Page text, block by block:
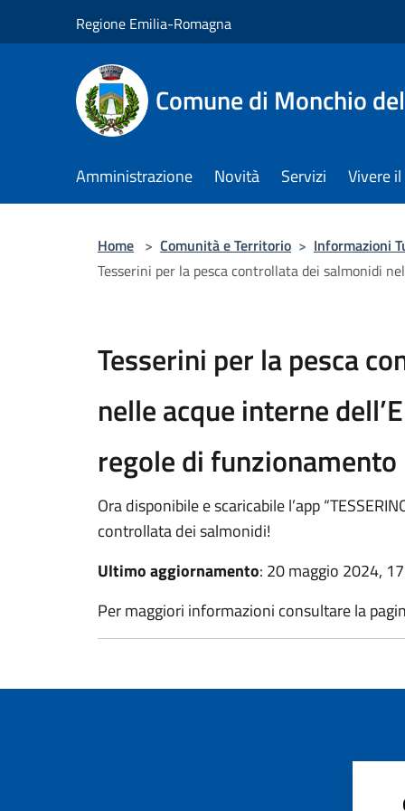
Regione Emilia-Romagna
Comune di Monchio
Amministrazione Novità Servizi Vivere
Home > Comunità e Territorio > Informazioni
Tesserini per la pesca controllata dei salmonidi
Tesserini per la pesca
nelle acque interne
regole di funzionamento
Ora disponibile e scaricabile l’app
controllata dei salmonidi!
Ultimo aggiornamento: 20 maggio 2024,
Per maggiori informazioni consultare la